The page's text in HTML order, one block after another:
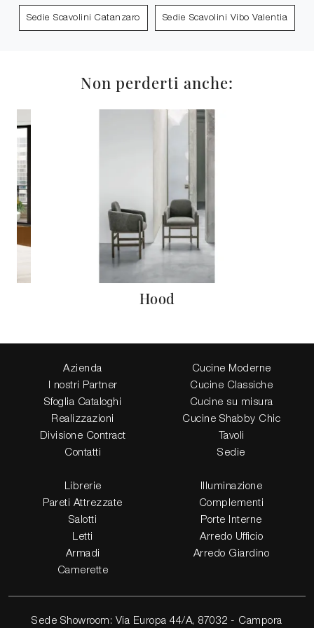
Sedie Scavolini Catanzaro Sedie Scavolini Vibo Valentia
Non perderti anche:
Hood
Azienda
I nostri Partner
Sfoglia Cataloghi
Realizzazioni
Divisione Contract
Contatti
Cucine Moderne
Cucine Classiche
Cucine su misura
Cucine Shabby Chic
Tavoli
Sedie
Librerie
Pareti Attrezzate
Salotti
Letti
Armadi
Camerette
Illuminazione
Complementi
Porte Interne
Arredo Ufficio
Arredo Giardino
Sede Showroom: Via Europa 44/A, 87032 - Campora